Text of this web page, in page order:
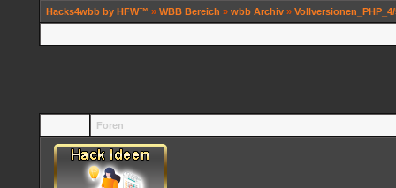
Hacks4wbb by HFW™ » WBB Bereich » wbb Archiv »
Foren